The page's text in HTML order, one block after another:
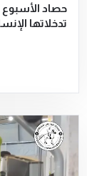
تدخلاتها